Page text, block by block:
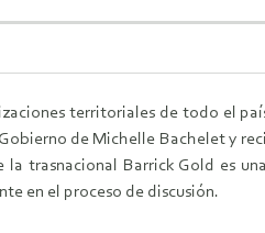
territoriales de todo el
de Michelle Bachelet y
trasnacional Barrick Gold es
en el proceso de discusión.